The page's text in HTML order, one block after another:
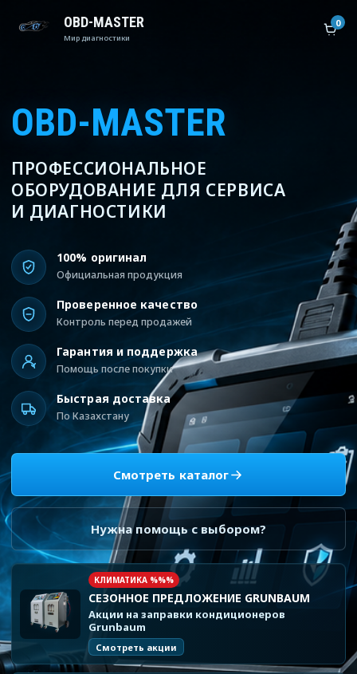
OBD-MASTER
Мир диагностики
0
OBD-MASTER
ПРОФЕССИОНАЛЬНОЕ
ОБОРУДОВАНИЕ ДЛЯ СЕРВИСА
И ДИАГНОСТИКИ
100% оригинал
Официальная продукция
Проверенное качество
Контроль перед продажей
Гарантия и поддержка
Помощь после покупки
Быстрая доставка
По Казахстану
Смотреть каталог
Нужна помощь с выбором?
КЛИМАТИКА %%%
СЕЗОННОЕ ПРЕДЛОЖЕНИЕ GRUNBAUM
Акции на заправки кондиционеров
Grunbaum
Смотреть акции